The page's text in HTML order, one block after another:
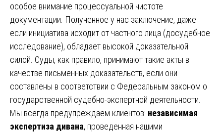
особое внимание процессуальной чистоте
документации. Полученное у нас заключение, даже
если инициатива исходит от частного лица (досудебное
исследование), обладает высокой доказательной
силой. Суды, как правило, принимают такие акты в
качестве письменных доказательств, если они
составлены в соответствии с Федеральным законом о
государственной судебно-экспертной деятельности.
Мы всегда предупреждаем клиентов: независимая
экспертиза дивана, проведенная нашими